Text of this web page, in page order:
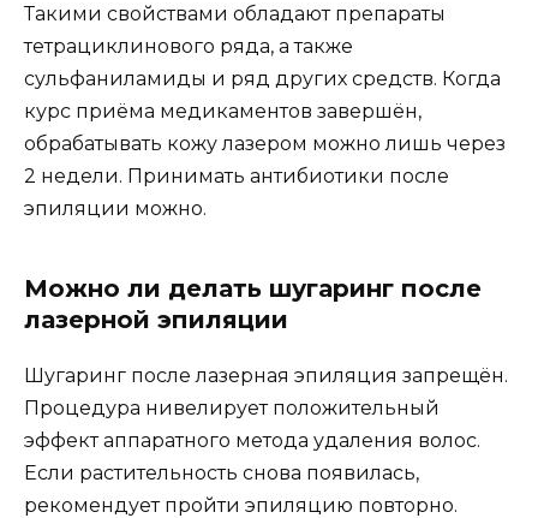
Такими свойствами обладают препараты
тетрациклинового ряда, а также
сульфаниламиды и ряд других средств. Когда
курс приёма медикаментов завершён,
обрабатывать кожу лазером можно лишь через
2 недели. Принимать антибиотики после
эпиляции можно.
Можно ли делать шугаринг после
лазерной эпиляции
Шугаринг после лазерная эпиляция запрещён.
Процедура нивелирует положительный
эффект аппаратного метода удаления волос.
Если растительность снова появилась,
рекомендует пройти эпиляцию повторно.